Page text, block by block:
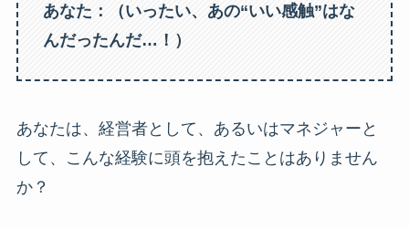
あなた：（いったい、あの“いい感触”はな
んだったんだ…！）
あなたは、経営者として、あるいはマネジャーと
して、こんな経験に頭を抱えたことはありません
か？